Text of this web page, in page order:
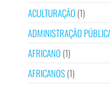
ACULTURAÇÃO (1)
ADMINISTRAÇÃO
AFRICANO (1)
AFRICANOS(1)